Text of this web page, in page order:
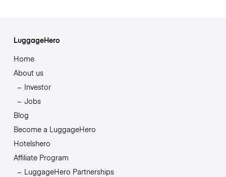
LuggageHero
Home
About us
Investor
Jobs
Blog
Become a LuggageHero
Hotelshero
Affiliate Program
LuggageHero Partnerships